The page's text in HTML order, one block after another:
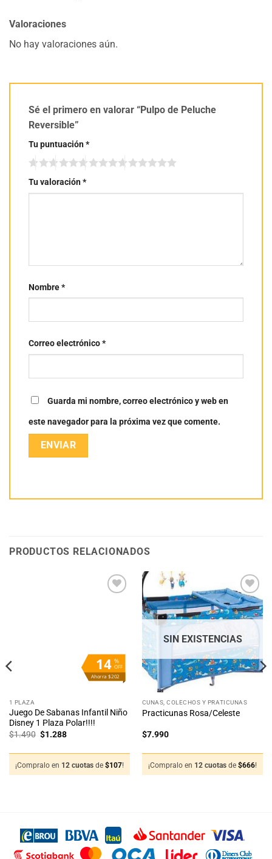
Valoraciones
No hay valoraciones aún.
Sé el primero en valorar “Pulpo de Peluche
Reversible”
Tu puntuación*
Tu valoración*
Nombre*
Correo electrónico*
Guarda mi nombre, correo electrónico y web en
este navegador para la próxima vez que comente.
PRODUCTOS RELACIONADOS
%
OFF
14
Ahorra $202
1 PLAZA
Juego De Sabanas Infantil Niño
Disney 1 Plaza Polar!!!!
$1.490 El
precio
era:
$1.490.
$1.288El
es:
$1.288.
¡Compralo en 12 cuotas de $107!
Añadir
a la
lista
deseos
SIN EXISTENCIAS
CUNAS, COLECHOS Y PRATICUNAS
Practicunas Rosa/Celeste
$7.990
¡Compralo en 12 cuotas de $666!